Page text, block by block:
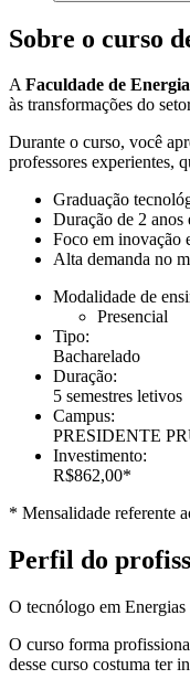
Sobre o curso
AFaculdade de
às transformações do
Durante o curso, você
professores experientes,
Graduação
Duração de 2 anos
Foco em inovação
Alta demanda no
Modalidade de
Presencial
Tipo:
Bacharelado
Duração:
5 semestres letivos
Campus:
PRESIDENTE
Investimento:
R$862,00*
* Mensalidade referente
Perfil do
O tecnólogo em Energias
O curso forma
desse curso costuma ter